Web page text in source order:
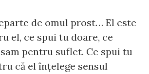
de omul prost… El este
el, ce spui tu doare, ce
pentru suflet. Ce spui tu
că el înțelege sensul